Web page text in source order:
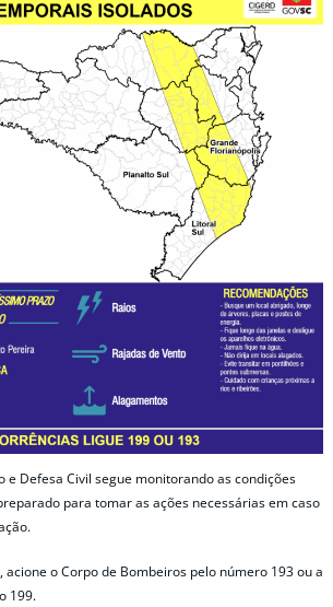
e Defesa Civil segue monitorando as condições
para tomar as ações necessárias em caso
acione o Corpo de Bombeiros pelo número 193 ou a
199.